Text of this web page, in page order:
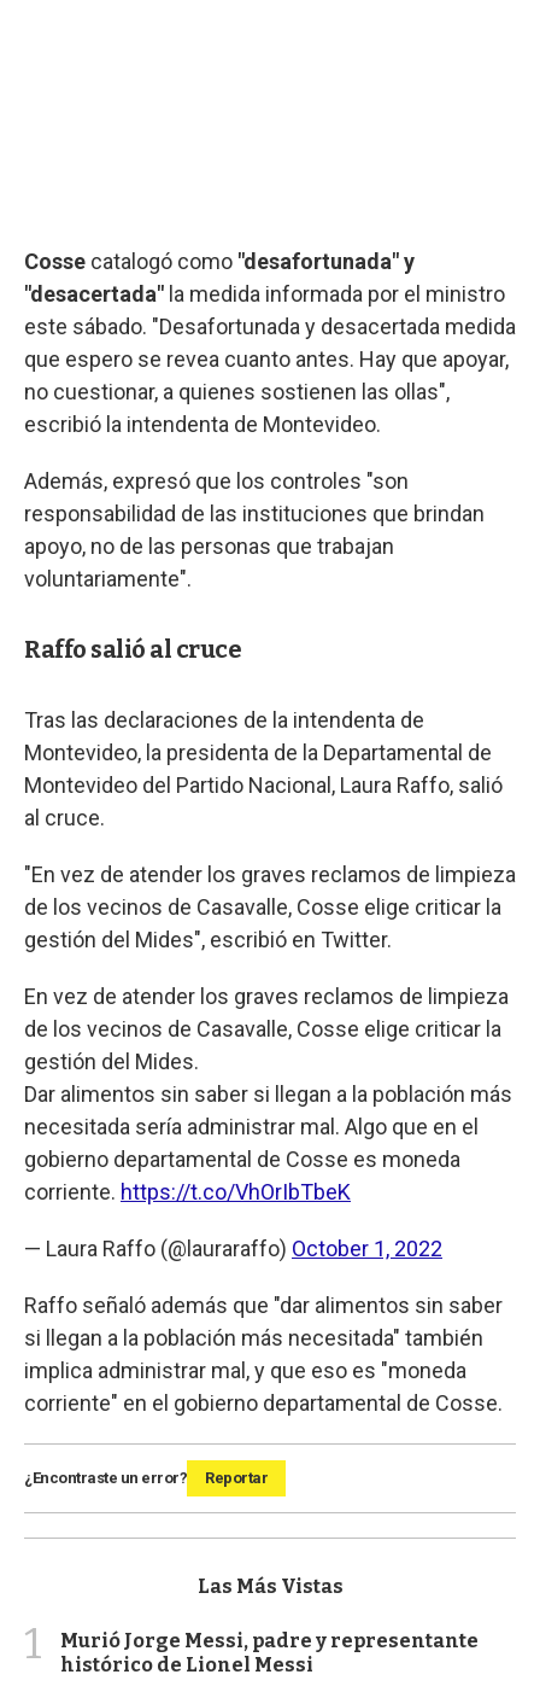
Cosse catalogó como "desafortunada" y
"desacertada" la medida informada por el ministro
este sábado. "Desafortunada y desacertada medida
que espero se revea cuanto antes. Hay que apoyar,
no cuestionar, a quienes sostienen las ollas",
escribió la intendenta de Montevideo.
Además, expresó que los controles "son
responsabilidad de las instituciones que brindan
apoyo, no de las personas que trabajan
voluntariamente".
Raffo salió al cruce
Tras las declaraciones de la intendenta de
Montevideo, la presidenta de la Departamental de
Montevideo del Partido Nacional, Laura Raffo, salió
al cruce.
"En vez de atender los graves reclamos de limpieza
de los vecinos de Casavalle, Cosse elige criticar la
gestión del Mides", escribió en Twitter.
En vez de atender los graves reclamos de limpieza
de los vecinos de Casavalle, Cosse elige criticar la
gestión del Mides.
Dar alimentos sin saber si llegan a la población más
necesitada sería administrar mal. Algo que en el
gobierno departamental de Cosse es moneda
corriente. https://t.co/VhOrIbTbeK
— Laura Raffo (@lauraraffo) October 1, 2022
Raffo señaló además que "dar alimentos sin saber
si llegan a la población más necesitada" también
implica administrar mal, y que eso es "moneda
corriente" en el gobierno departamental de Cosse.
¿Encontraste un error? Reportar
Las Más Vistas
1
Murió Jorge Messi, padre y representante
histórico de Lionel Messi